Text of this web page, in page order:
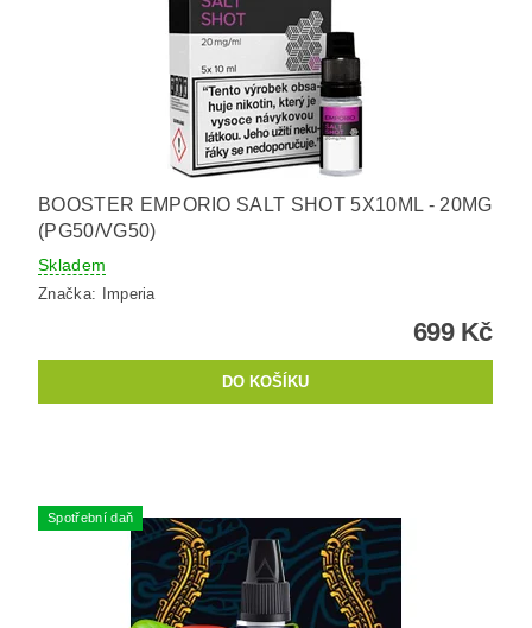
BOOSTER EMPORIO SALT SHOT 5X10ML - 20MG
(PG50/VG50)
Skladem
Značka: Imperia
699 Kč
Spotřební daň